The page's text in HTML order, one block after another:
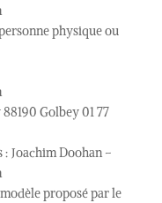
physique ou
Golbey 01 77
Joachim Doohan –
proposé par le